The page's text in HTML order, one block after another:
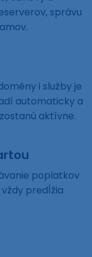
správu
i služby je
automaticky a
aktívne.
poplatkov
predĺžia